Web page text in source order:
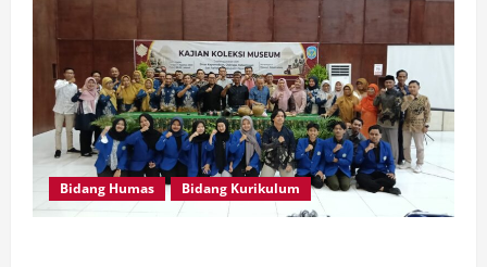
Bidang Humas Bidang Kurikulum